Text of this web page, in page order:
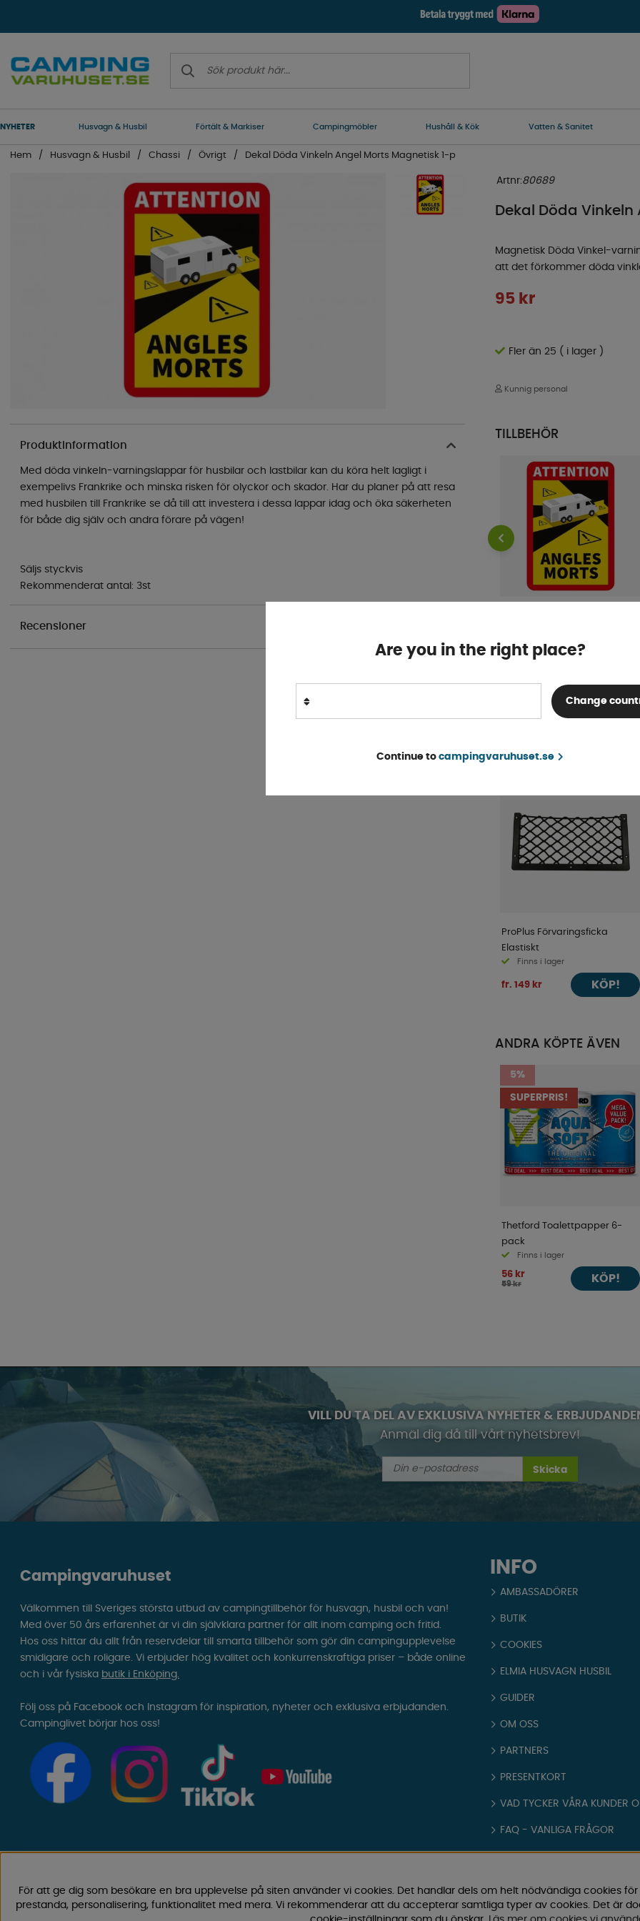
NYHETER Husvagn & Husbil Förtält & Markiser Campingmöbler Hushåll & Kök Vatten & Sanitet
Hem Husvagn & Husbil Chassi Övrigt Dekal Döda Vinkeln Angel Morts Magnetisk 1-p
Artnr:80689
Dekal Döda
Magnetisk Döda Vinkel-
att det förkommer döda
95 kr
Fler än 25 ( i lager )
Kunnig personal
Produktinformation
Med döda vinkeln-varningslappar för husbilar och lastbilar kan du köra helt lagligt i
exempelivs Frankrike och minska risken för olyckor och skador. Har du planer på att resa
med husbilen till Frankrike se då till att investera i dessa lappar idag och öka säkerheten
för både dig själv och andra förare på vägen!
Säljs styckvis
Rekommenderat antal: 3st
Recensioner
TILLBEHÖR
Finns i lager
KATEGORI
ProPlus Förvaringsficka
Elastiskt
Finns i lager
fr. 149 kr KÖP!
ANDRA KÖPTE ÄVEN
5%
SUPERPRIS!
Thetford Toalettpapper 6-
pack
Finns i lager
56 kr
59 kr KÖP!
Are you in the right place?
Change
Continue to campingvaruhuset.se
VILL DU TA DEL AV EXKLUSIVA NYHETER &
Anmäl dig då till vårt nyhetsbrev!
Skicka
INFO
AMBASSADÖRER
BUTIK
COOKIES
ELMIA HUSVAGN HUSBIL
GUIDER
OM OSS
PARTNERS
PRESENTKORT
VAD TYCKER VÅRA KUNDER
FAQ - VANLIGA FRÅGOR
KÖPVILLKOR
Campingvaruhuset
Välkommen till Sveriges största utbud av campingtillbehör för husvagn, husbil och van!
Med över 50 års erfarenhet är vi din självklara partner för allt inom camping och fritid.
Hos oss hittar du allt från reservdelar till smarta tillbehör som gör din campingupplevelse
smidigare och roligare. Vi erbjuder hög kvalitet och konkurrenskraftiga priser – både online
och i vår fysiska butik i Enköping.
Följ oss på Facebook och Instagram för inspiration, nyheter och exklusiva erbjudanden.
Campinglivet börjar hos oss!
För att ge dig som besökare en bra upplevelse på siten använder vi cookies. Det handlar dels om helt nödvändiga cookies
prestanda, personalisering, funktionalitet med mera. Vi rekommenderar att du accepterar samtliga typer av cookies. Det är